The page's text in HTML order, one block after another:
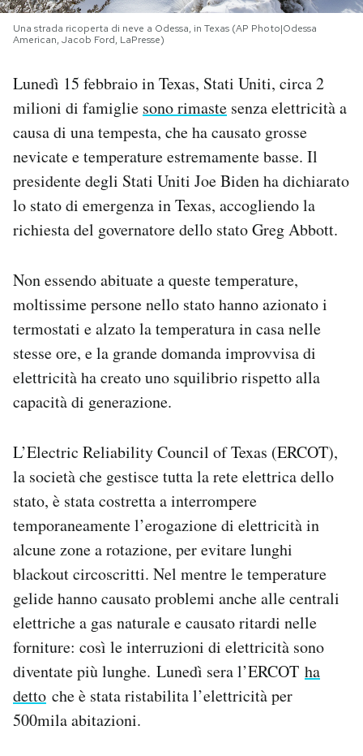
I MIEI PREFERITI
CALENDARIO
AREA PERSONALE
Area Personale
Notifiche mobile
Regala il Post
Hai bisogno di aiuto?
Una strada ricoperta di neve a Odessa, in Texas (AP Photo|Odessa
American, Jacob Ford, LaPresse)
Lunedì 15 febbraio in Texas, Stati Uniti, circa 2
milioni di famiglie sono rimaste senza elettricità a
causa di una tempesta, che ha causato grosse
nevicate e temperature estremamente basse. Il
presidente degli Stati Uniti Joe Biden ha dichiarato
lo stato di emergenza in Texas, accogliendo la
richiesta del governatore dello stato Greg Abbott.
Non essendo abituate a queste temperature,
moltissime persone nello stato hanno azionato i
termostati e alzato la temperatura in casa nelle
stesse ore, e la grande domanda improvvisa di
elettricità ha creato uno squilibrio rispetto alla
capacità di generazione.
L’Electric Reliability Council of Texas (ERCOT),
la società che gestisce tutta la rete elettrica dello
stato, è stata costretta a interrompere
temporaneamente l’erogazione di elettricità in
alcune zone a rotazione, per evitare lunghi
blackout circoscritti. Nel mentre le temperature
gelide hanno causato problemi anche alle centrali
elettriche a gas naturale e causato ritardi nelle
forniture: così le interruzioni di elettricità sono
diventate più lunghe. Lunedì sera l’ERCOT ha
detto che è stata ristabilita l’elettricità per
500mila abitazioni.